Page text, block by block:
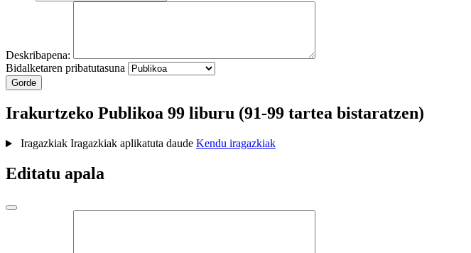
Deskribapena:
Bidalketaren pribatutasuna
Gorde
Irakurtzeko Publikoa 99 liburu (91-99 tartea bistaratzen)
Iragazkiak Iragazkiak aplikatuta daude Kendu iragazkiak
Editatu apala